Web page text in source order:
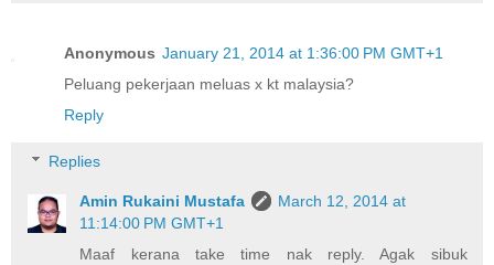
Anonymous January 21, 2014 at 1:36:00 PM GMT+1
Peluang pekerjaan meluas x kt malaysia?
Reply
Replies
Amin Rukaini Mustafa
March 12, 2014 at
11:14:00 PM GMT+1
Maaf kerana take time nak reply. Agak sibuk